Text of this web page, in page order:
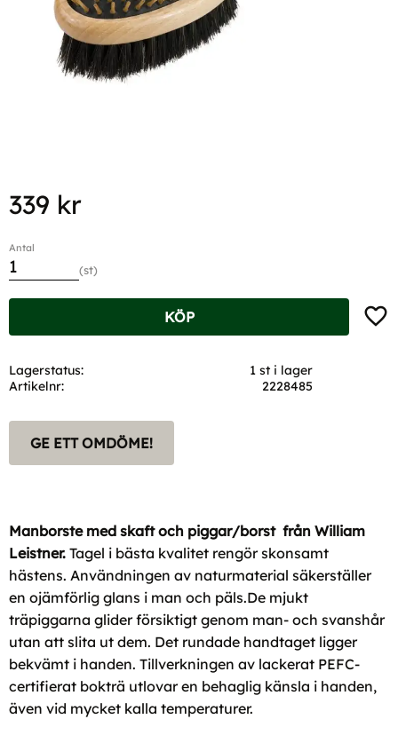
339 kr
Antal
st
KÖP
Lagerstatus
1 st i lager
Artikelnr
2228485
GE ETT OMDÖME!
Manborste med skaft och piggar/borst från William
Leistner. Tagel i bästa kvalitet rengör skonsamt
hästens. Användningen av naturmaterial säkerställer
en ojämförlig glans i man och päls.De mjukt
träpiggarna glider försiktigt genom man- och svanshår
utan att slita ut dem. Det rundade handtaget ligger
bekvämt i handen. Tillverkningen av lackerat PEFC-
certifierat bokträ utlovar en behaglig känsla i handen,
även vid mycket kalla temperaturer.